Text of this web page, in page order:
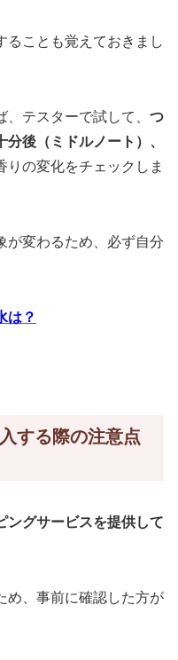
ることも覚えておきまし
テスターで試して、 つ
後（ミドルノート）、
りの変化をチェックしま
が変わるため、必ず自分
は？
する際の注意点
ングサービスを提供して
め、事前に確認した方が